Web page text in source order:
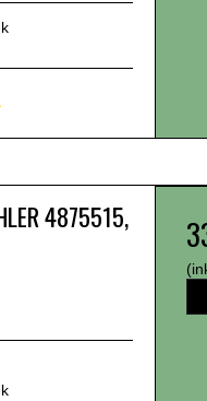
4875515,